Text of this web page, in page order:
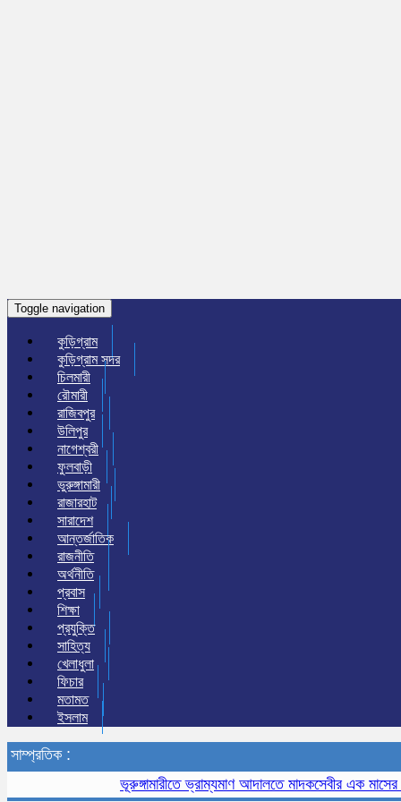
Toggle navigation
কুড়িগ্রাম
কুড়িগ্রাম সদর
চিলমারী
রৌমারী
রাজিবপুর
উলিপুর
নাগেশ্বরী
ফুলবাড়ী
ভুরুঙ্গামারী
রাজারহাট
সারাদেশ
আন্তর্জাতিক
রাজনীতি
অর্থনীতি
প্রবাস
শিক্ষা
প্রযুক্তি
সাহিত্য
খেলাধুলা
ফিচার
মতামত
ইসলাম
সাম্প্রতিক :
ভূরুঙ্গামারীতে ভ্রাম্যমাণ আদালতে মাদকসেবীর এক মাসের